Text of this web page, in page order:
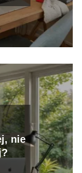
nie